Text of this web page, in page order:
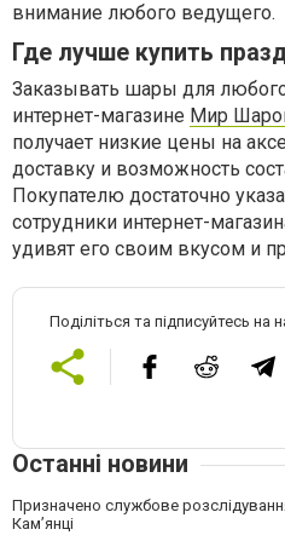
внимание любого ведущего.
Где лучше купить
Заказывать шары для
интернет-магазине Мир
получает низкие цены на
доставку и возможность
Покупателю достаточно
сотрудники интернет-
удивят его своим вкусом и
Поділіться та підписуйтесь на
Останні новини
Призначено службове
Кам’янці